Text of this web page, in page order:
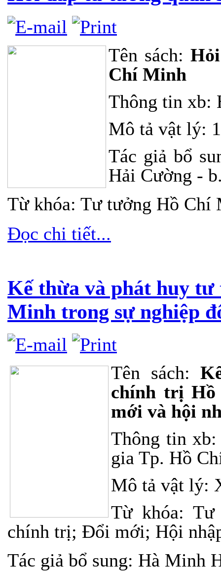
Tên sách:
Chí Minh
Thông tin xb:
Mô tả vật lý:
Tác giả bổ
Hải Cường -
Từ khóa: Tư tưởng Hồ Chí
Đọc chi tiết...
Kế thừa và phát huy
Minh trong sự nghiệp
Tên sách:
chính trị Hồ
mới và hội
Thông tin
gia Tp. Hồ
Mô tả vật lý:
Từ khóa:
chính trị; Đổi mới; Hội
Tác giả bổ sung: Hà Minh